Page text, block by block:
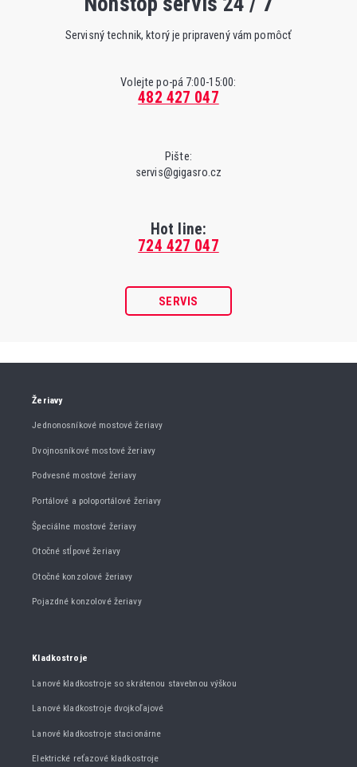
Servisný technik, ktorý je pripravený vám pomôcť
Volejte po-pá 7:00-15:00:
482 427 047
Pište:
servis@gigasro.cz
Hot line:
724 427 047
SERVIS
Žeriavy
Jednonosníkové mostové žeriavy
Dvojnosníkové mostové žeriavy
Podvesné mostové žeriavy
Portálové a poloportálové žeriavy
Špeciálne mostové žeriavy
Otočné stĺpové žeriavy
Otočné konzolové žeriavy
Pojazdné konzolové žeriavy
Kladkostroje
Lanové kladkostroje so skrátenou stavebnou výškou
Lanové kladkostroje dvojkoľajové
Lanové kladkostroje stacionárne
Elektrické reťazové kladkostroje